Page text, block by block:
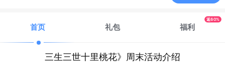
首页 礼包 福利
返60%
三生三世十里桃花》周末活动介绍